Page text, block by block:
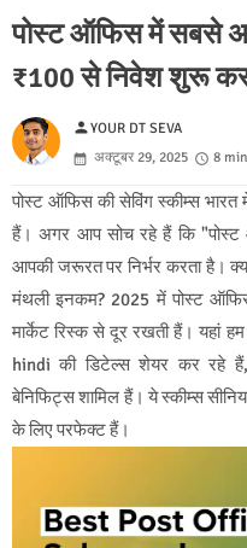
पोस्ट ऑफिस में सबसे
₹100 से निवेश शुरू करके
personYOUR DT SEVA
अक्टूबर 29, 2025
8
पोस्ट ऑफिस की सेविंग स्कीम्स
हैं। अगर आप सोच रहे हैं कि "पोस्ट
आपकी जरूरत पर निर्भर करता है।
मंथली इनकम? 2025 में पोस्ट ऑफिस
मार्केट रिस्क से दूर रखती हैं। यहां
hindi की डिटेल्स शेयर कर रहे
बेनिफिट्स शामिल हैं। ये स्कीम्स
के लिए परफेक्ट हैं।